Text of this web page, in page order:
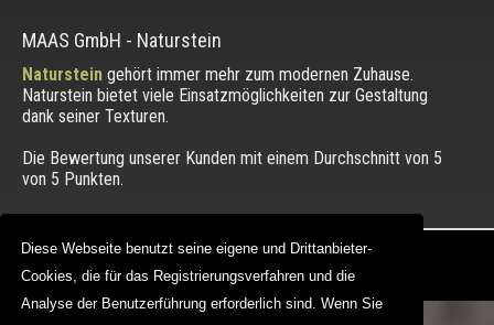
Diese Webseite benutzt seine eigene und Drittanbieter-
Cookies, die für das Registrierungsverfahren und die
Analyse der Benutzerführung erforderlich sind. Wenn Sie
Diese Webseite benutzt seine eigene und Drittanbieter-
Cookies, die für das Registrierungsverfahren und die
Analyse der Benutzerführung erforderlich sind. Wenn Sie
MAAS GmbH - Naturstein
Natursteingehört immer mehr zum modernen Zuhause.
Naturstein bietet viele Einsatzmöglichkeiten zur Gestaltung
dank seiner Texturen.
Die Bewertung unserer Kunden mit einem Durchschnitt von 5
von 5 Punkten.
Copyright © 2012 - 2026 | maasgmbh.com
Web Design |MAAG-Projekt